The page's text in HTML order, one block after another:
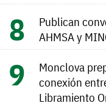
Publican
AHMSA y
Monclova
conexión
Libramiento